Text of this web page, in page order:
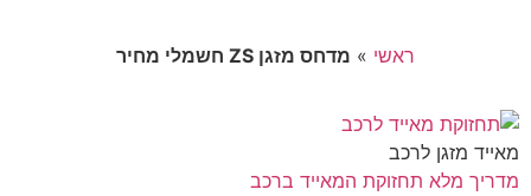
ראשי»מדחס מזגן ZS חשמלי מחיר
מאייד מזגן לרכב
מדריך מלא תחזוקת המאייד ברכב